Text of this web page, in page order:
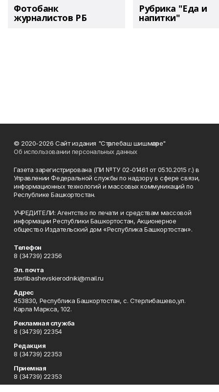
Фотобанк
журналистов РБ
Рубрика "Еда и
напитки"
© 2020-2026 Сайт издания "Стәрлебаш шишмәләре"
Об использовании персональных данных
Газета зарегистрирована (ПИ №ТУ 02-01461 от 05.10.2015 г.) в
Управлении Федеральной службы по надзору в сфере связи,
информационных технологий и массовых коммуникаций по
Республике Башкортостан.
УЧРЕДИТЕЛИ: Агентство по печати и средствам массовой
информации Республики Башкортостан, Акционерное
общество Издательский дом «Республика Башкортостан».
Телефон
8 (34739) 22356
Эл. почта
sterlibashevskierodniki@mail.ru
Адрес
453830, Республика Башкортостан, c. Стерлибашево,ул.
Карла Маркса, 102.
Рекламная служба
8 (34739) 22354
Редакция
8 (34739) 22353
Приемная
8 (34739) 22353